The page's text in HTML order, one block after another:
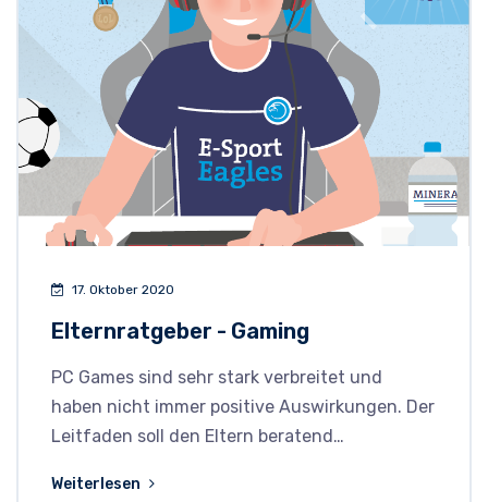
17. Oktober 2020
Elternratgeber - Gaming
PC Games sind sehr stark verbreitet und
haben nicht immer positive Auswirkungen. Der
Leitfaden soll den Eltern beratend…
Weiterlesen